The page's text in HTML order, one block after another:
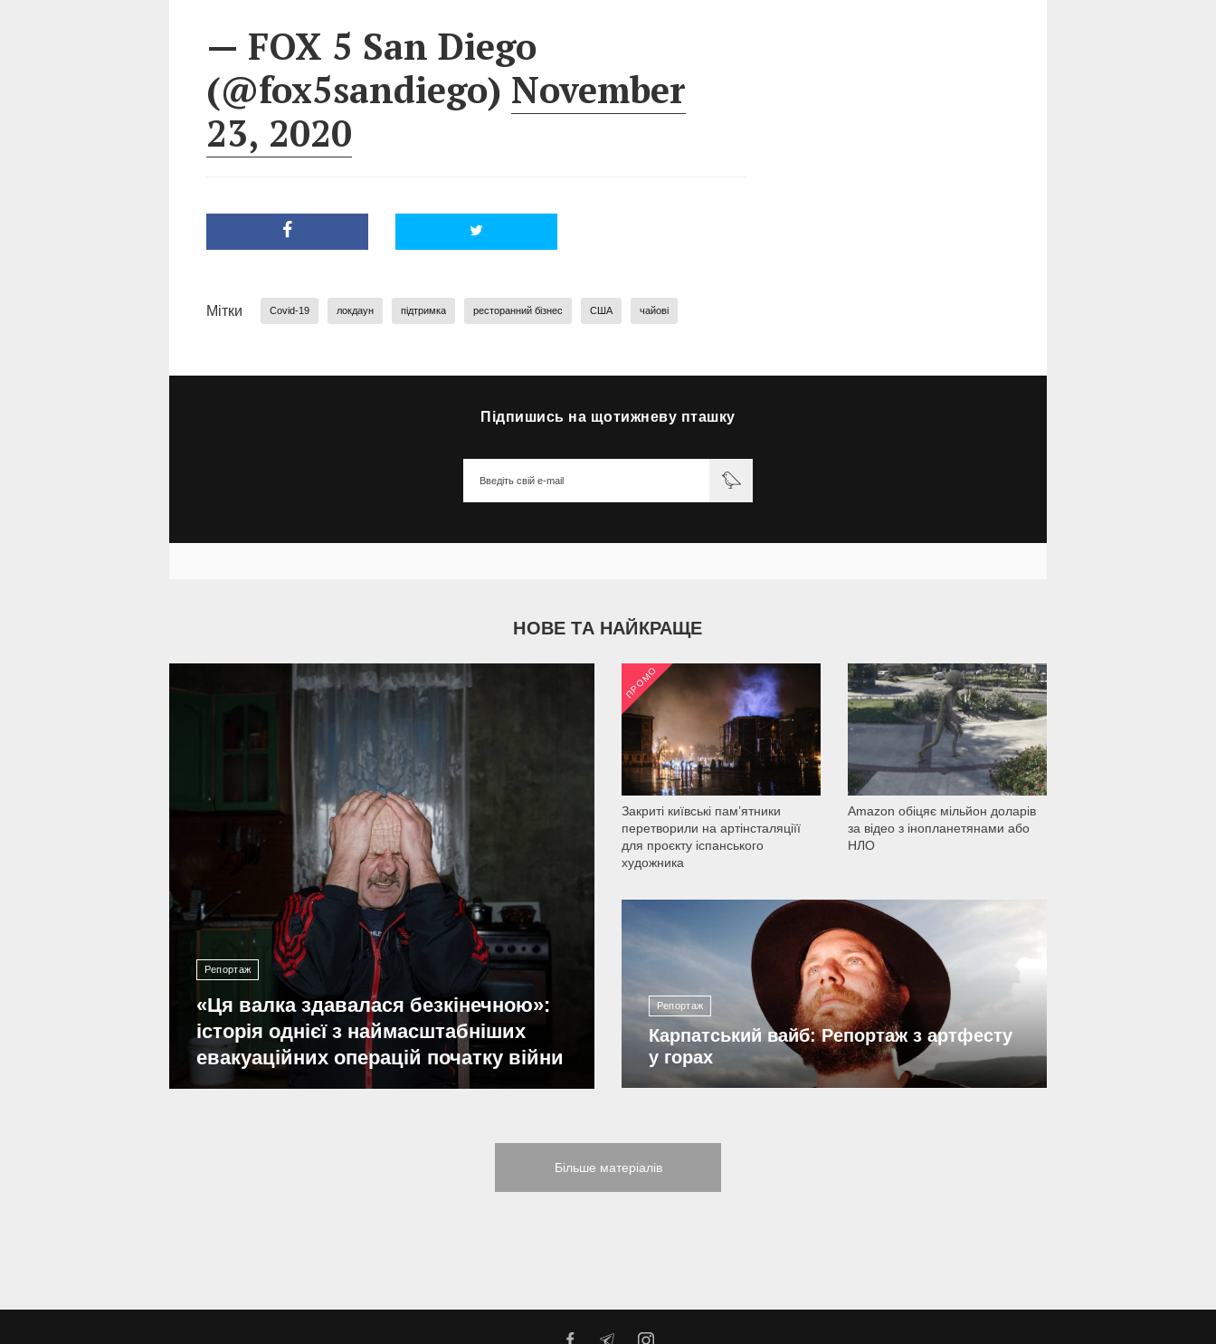
— FOX 5 San Diego
(@fox5sandiego) November
23, 2020
Мітки Covid-19 локдаун підтримка ресторанний бізнес США чайові
Підпишись на щотижневу пташку
НОВЕ ТА НАЙКРАЩЕ
Репортаж
«Ця валка здавалася безкінечною»:
історія однієї з наймасштабніших
евакуаційних операцій початку війни
ПРОМО
Закриті київські пам’ятники
перетворили на артінсталяціїї
для проєкту іспанського
художника
2 035
Amazon обіцяє мільйон доларів
за відео з інопланетянами або
НЛО
1 501
Репортаж
Карпатський вайб: Репортаж з артфесту
у горах
Більше матеріалів